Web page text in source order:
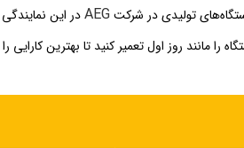
تولیدی در شرکتAEGدر این
مانند روز اول تعمیر کنید تا بهترین کارایی